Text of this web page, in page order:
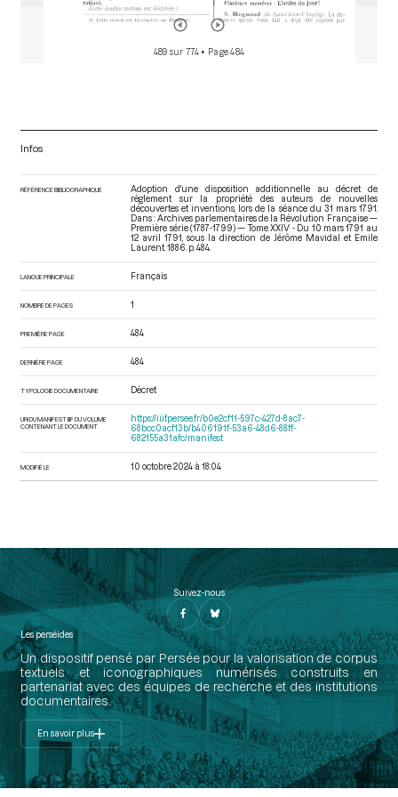
489 sur 774 • Page 484
Infos
RÉFÉRENCE BIBLIOGRAPHIQUE
Adoption d'une disposition additionnelle au décret de
réglement sur la propriété des auteurs de nouvelles
découvertes et inventions, lors de la séance du 31 mars 1791.
Dans : Archives parlementaires de la Révolution Française —
Première série (1787-1799) — Tome XXIV - Du 10 mars 1791 au
12 avril 1791
, sous la direction de Jérôme Mavidal et Emile
Laurent. 1886. p. 484.
LANGUE PRINCIPALE Français
NOMBRE DE PAGES 1
PREMIÈRE PAGE 484
DERNIÈRE PAGE 484
TYPOLOGIE DOCUMENTAIRE Décret
URI DU MANIFEST IIIF DU VOLUME
CONTENANT LE DOCUMENT
https://iiif.persee.fr/b0e2cf11-597c-427d-8ac7-
68bcc0acf13b/b406191f-53a6-48d6-88ff-
682155a31afc/manifest
MODIFIÉ LE 10 octobre 2024 à 18:04
Suivez-nous
Les perséides
Un dispositif pensé par Persée pour la valorisation de corpus
textuels et iconographiques numérisés construits en
partenariat avec des équipes de recherche et des institutions
documentaires.
En savoir plus